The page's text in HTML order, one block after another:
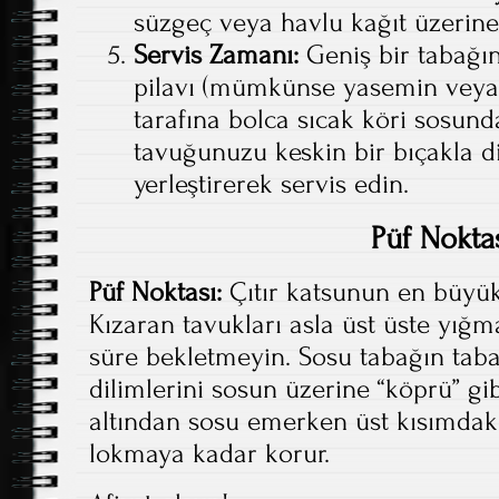
süzgeç veya havlu kağıt
Servis Zamanı: Geniş bir
pilavı (mümkünse yasemin
tarafına bolca sıcak köri
tavuğunuzu keskin bir bıçakla
yerleştirerek servis edin.
Püf
Püf Noktası: Çıtır katsunun en
Kızaran tavukları asla üst üste
süre bekletmeyin. Sosu tabağın
dilimlerini sosun üzerine “köprü”
altından sosu emerken üst
lokmaya kadar korur.